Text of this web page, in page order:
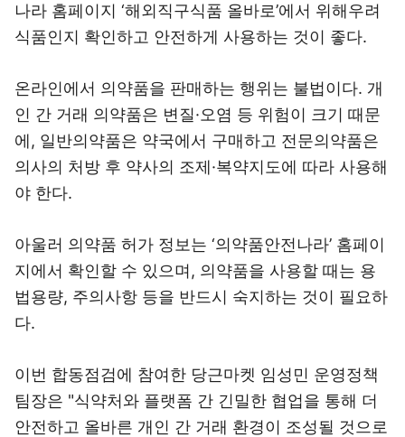
나라 홈페이지 ‘해외직구식품 올바로’에서 위해우려
식품인지 확인하고 안전하게 사용하는 것이 좋다.
온라인에서 의약품을 판매하는 행위는 불법이다. 개
인 간 거래 의약품은 변질·오염 등 위험이 크기 때문
에, 일반의약품은 약국에서 구매하고 전문의약품은
의사의 처방 후 약사의 조제·복약지도에 따라 사용해
야 한다.
아울러 의약품 허가 정보는 ‘의약품안전나라’ 홈페이
지에서 확인할 수 있으며, 의약품을 사용할 때는 용
법용량, 주의사항 등을 반드시 숙지하는 것이 필요하
다.
이번 합동점검에 참여한 당근마켓 임성민 운영정책
팀장은 "식약처와 플랫폼 간 긴밀한 협업을 통해 더
안전하고 올바른 개인 간 거래 환경이 조성될 것으로